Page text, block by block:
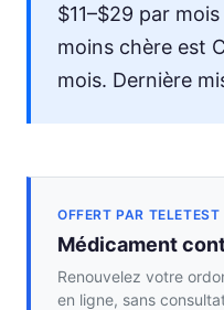
$11–$29 par
moins chère est
mois. Dernière
OFFERT PAR TELETEST
Médicament
Renouvelez votre
en ligne, sans